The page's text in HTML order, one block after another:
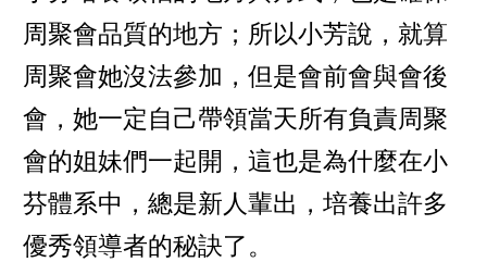
周聚會品質的地方；所以小芳說，就算
周聚會她沒法參加，但是會前會與會後
會，她一定自己帶領當天所有負責周聚
會的姐妹們一起開，這也是為什麼在小
芬體系中，總是新人輩出，培養出許多
優秀領導者的秘訣了。